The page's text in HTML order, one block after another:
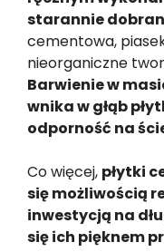
starannie
cementowa,
nieorganiczne
Barwienie w
wnika w głąb
odporność na
Co więcej, płytki
się możliwością
inwestycją na
się ich pięknem